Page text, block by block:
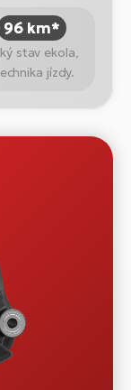
96 km*
stav ekola,
jízdy.